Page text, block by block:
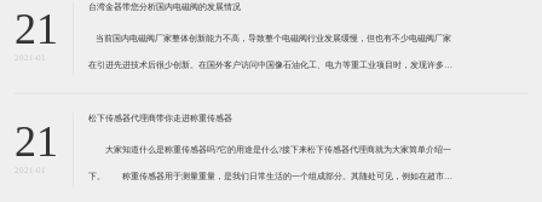
21
2021-01
台湾金器带您分析国内电磁阀的发展情况
​ 当前国内电磁阀厂家整体创新能力不高，导致整个电磁阀行业发展缓慢，但也有不少电磁阀厂家
在引进先进技术后很少创新。在国外客户访问中国像石油化工、电力等重工业项目时，发现许多项
21
2021-01
松下传感器代理商带你走进称重传感器
大家知道什么是称重传感器吗?它的用途是什么?接下来松下传感器代理商就为大家简单介绍一
下。 称重传感器用于测量重量，是我们日常生活的一个组成部分。其随处可见，例如在超市柜